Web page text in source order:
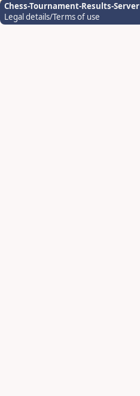
Chess-Tournament-Results-Server
Legal details/Terms of use